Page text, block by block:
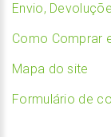
Envio,
Como Comprar
Mapa do site
Formulário de